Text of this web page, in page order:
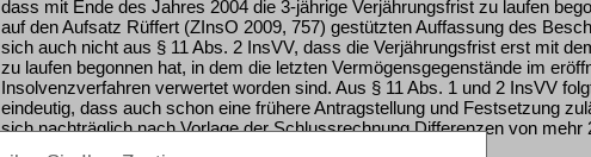
dass mit Ende des Jahres 2004 die 3-jährige Verjährungsfrist zu laufen
auf den Aufsatz Rüffert (ZInsO 2009, 757) gestützten Auffassung des
sich auch nicht aus § 11 Abs. 2 InsVV, dass die Verjährungsfrist erst mit
zu laufen begonnen hat, in dem die letzten Vermögensgegenstände im
Insolvenzverfahren verwertet worden sind. Aus § 11 Abs. 1 und 2 InsVV
eindeutig, dass auch schon eine frühere Antragstellung und Festsetzung
sich nachträglich nach Vorlage der Schlussrechnung Differenzen von mehr